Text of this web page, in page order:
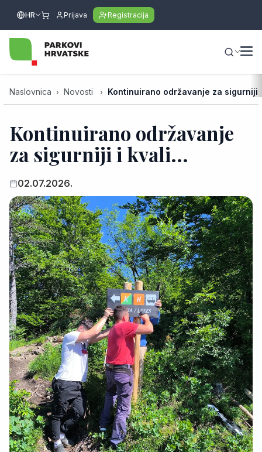
HR Prijava Registracija
Naslovnica Novosti Kontinuirano održavanje za sigurniji
Kontinuirano održavanje
za sigurniji i kvali...
02.07.2026.